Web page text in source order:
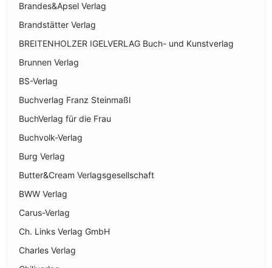
Brandes&Apsel Verlag
Brandstätter Verlag
BREITENHOLZER IGELVERLAG Buch- und Kunstverlag
Brunnen Verlag
BS-Verlag
Buchverlag Franz Steinmaßl
BuchVerlag für die Frau
Buchvolk-Verlag
Burg Verlag
Butter&Cream Verlagsgesellschaft
BWW Verlag
Carus-Verlag
Ch. Links Verlag GmbH
Charles Verlag